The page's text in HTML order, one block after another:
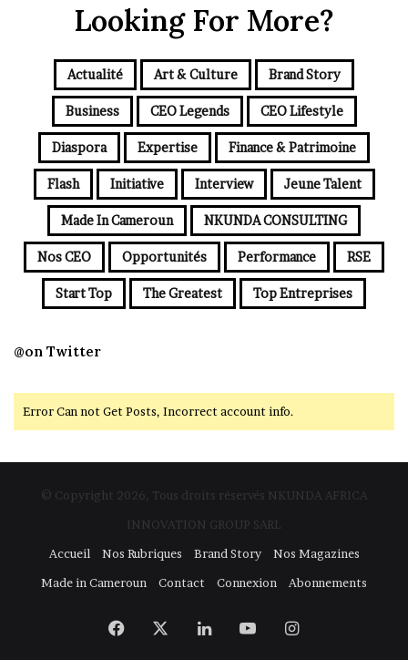
Looking For More?
Actualité Art & Culture Brand Story
Business CEO Legends CEO Lifestyle
Diaspora Expertise Finance & Patrimoine
Flash Initiative Interview Jeune Talent
Made In Cameroun NKUNDA CONSULTING
Nos CEO Opportunités Performance RSE
Start Top The Greatest Top Entreprises
@on Twitter
Error Can not Get Posts, Incorrect account info.
© Copyright 2026, Tous droits réservés NKUNDA AFRICA
INNOVATION GROUP SARL
Accueil
Nos Rubriques Brand Story
Nos Magazines
Made in Cameroun
Contact Connexion Abonnements
Facebook LinkedinYouTubeInstagram